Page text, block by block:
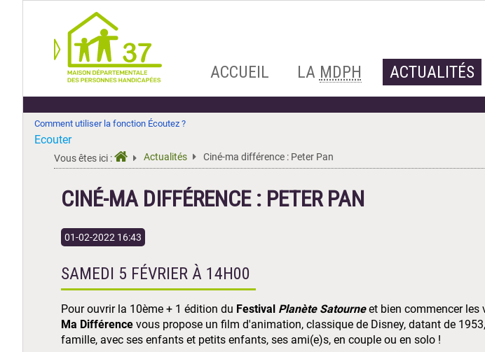
AllerACCUEIL LA MDPH ACTUALITÉS
Comment utiliser la fonction Écoutez ?
Ecouter
Vous êtes ici : Actualités Ciné-ma différence : Peter Pan
CINÉ-MA DIFFÉRENCE : PETER PAN
01-02-2022 16:43
SAMEDI 5 FÉVRIER À 14H00
Pour ouvrir la 10ème + 1 édition du Festival Planète Satourneet bien commencer les
Ma Différence vous propose un film d'animation, classique de Disney, datant de
famille, avec ses enfants et petits enfants, ses ami(e)s, en couple ou en solo !